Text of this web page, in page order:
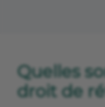
Quelles
droit de